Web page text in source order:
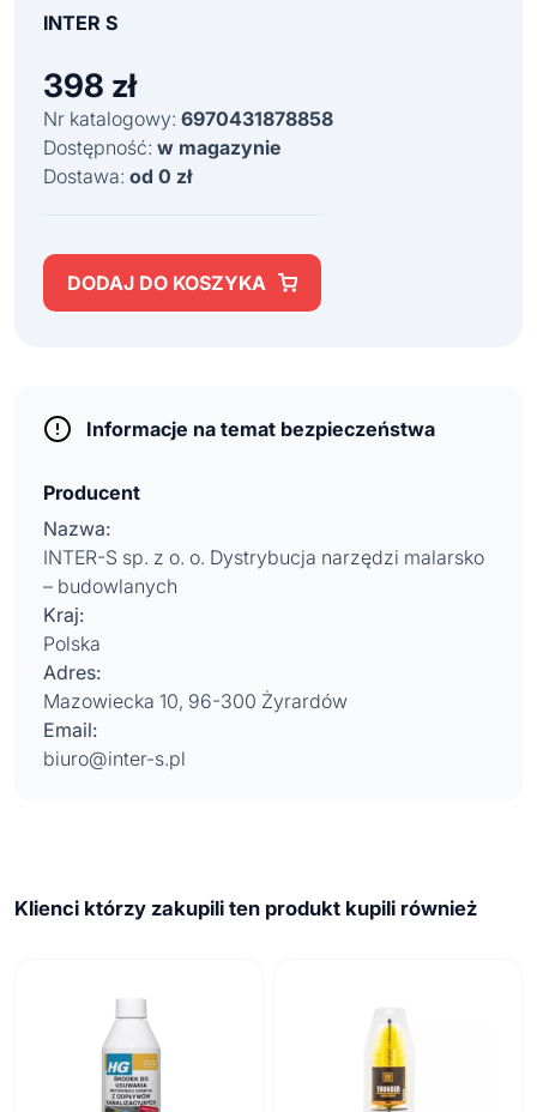
INTER S
398 zł
Nr katalogowy: 6970431878858
Dostępność: w magazynie
Dostawa: od 0 zł
DODAJ DO KOSZYKA
Informacje na temat bezpieczeństwa
Producent
Nazwa:
INTER-S sp. z o. o. Dystrybucja narzędzi malarsko
– budowlanych
Kraj:
Polska
Adres:
Mazowiecka 10, 96-300 Żyrardów
Email:
biuro@inter-s.pl
Klienci którzy zakupili ten produkt kupili również